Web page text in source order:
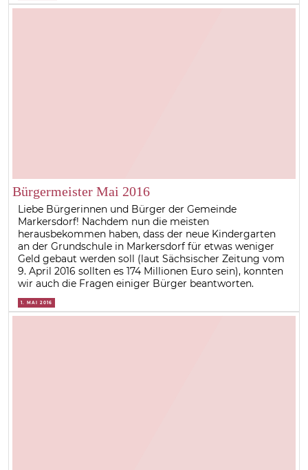
Bürgermeister Mai 2016
Liebe Bürgerinnen und Bürger der Gemeinde
Markersdorf! Nachdem nun die meisten
herausbekommen haben, dass der neue Kindergarten
an der Grundschule in Markersdorf für etwas weniger
Geld gebaut werden soll (laut Sächsischer Zeitung vom
9. April 2016 sollten es 174 Millionen Euro sein), konnten
wir auch die Fragen einiger Bürger beantworten.
1. MAI 2016